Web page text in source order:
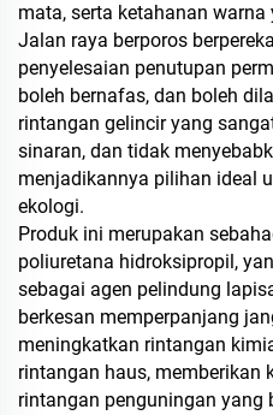
mata, serta ketahanan warna
Jalan raya berporos
penyelesaian penutupan
boleh bernafas, dan boleh
rintangan gelincir yang
sinaran, dan tidak
menjadikannya pilihan ideal
ekologi.
Produk ini merupakan
poliuretana hidroksipropil,
sebagai agen pelindung
berkesan memperpanjang
meningkatkan rintangan
rintangan haus, memberikan
rintangan penguningan yang